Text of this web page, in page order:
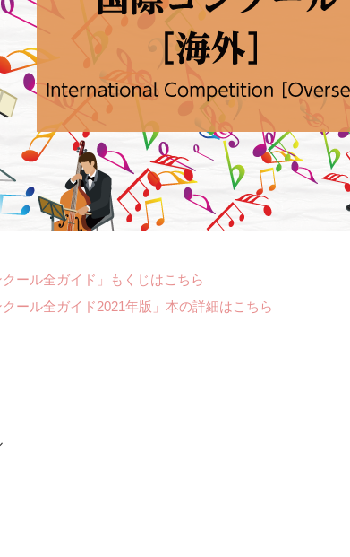
クール全ガイド」もくじはこちら
クール全ガイド2021年版」本の詳細はこちら